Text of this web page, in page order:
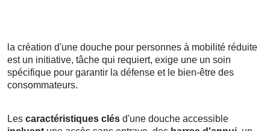
la création d'une douche pour personnes à mobilité réduite
est un initiative, tâche qui requiert, exige une un soin
spécifique pour garantir la défense et le bien-être des
consommateurs.
Les caractéristiques clés d'une douche accessible